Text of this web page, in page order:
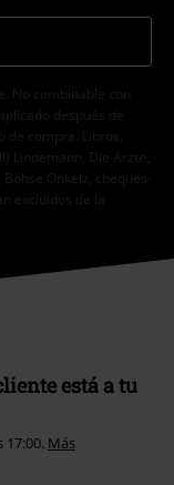
No combinable con
después de
de compra. Libros,
Lindemann, Die Ärzte,
Onkelz, cheques-
excluidos de la
está a tu
Más